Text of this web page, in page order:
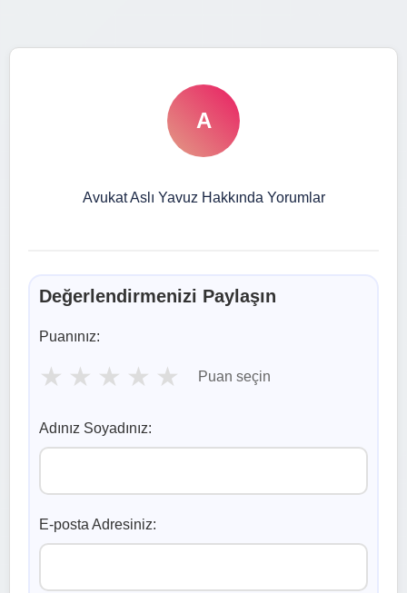
A
Avukat Aslı Yavuz Hakkında Yorumlar
Değerlendirmenizi Paylaşın
Puanınız:
★ ★ ★ ★ ★ Puan seçin
Adınız Soyadınız:
E-posta Adresiniz: